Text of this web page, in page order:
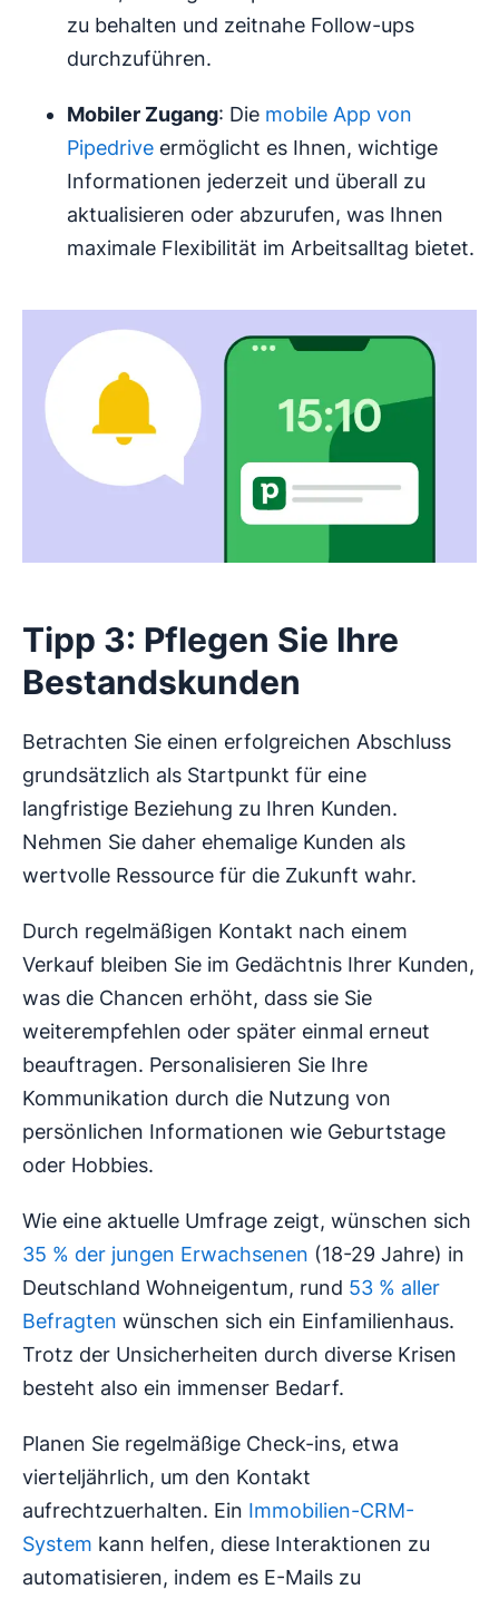
zu behalten und zeitnahe Follow-ups
durchzuführen.
Mobiler Zugang: Die mobile App von
Pipedrive ermöglicht es Ihnen, wichtige
Informationen jederzeit und überall zu
aktualisieren oder abzurufen, was Ihnen
maximale Flexibilität im Arbeitsalltag bietet.
Tipp 3: Pflegen Sie Ihre
Bestandskunden
Betrachten Sie einen erfolgreichen Abschluss
grundsätzlich als Startpunkt für eine
langfristige Beziehung zu Ihren Kunden.
Nehmen Sie daher ehemalige Kunden als
wertvolle Ressource für die Zukunft wahr.
Durch regelmäßigen Kontakt nach einem
Verkauf bleiben Sie im Gedächtnis Ihrer Kunden,
was die Chancen erhöht, dass sie Sie
weiterempfehlen oder später einmal erneut
beauftragen. Personalisieren Sie Ihre
Kommunikation durch die Nutzung von
persönlichen Informationen wie Geburtstage
oder Hobbies.
Wie eine aktuelle Umfrage zeigt, wünschen sich
35 % der jungen Erwachsenen (18-29 Jahre) in
Deutschland Wohneigentum, rund 53 % aller
Befragten wünschen sich ein Einfamilienhaus.
Trotz der Unsicherheiten durch diverse Krisen
besteht also ein immenser Bedarf.
Planen Sie regelmäßige Check-ins, etwa
vierteljährlich, um den Kontakt
aufrechtzuerhalten. Ein Immobilien-CRM-
System kann helfen, diese Interaktionen zu
automatisieren, indem es E-Mails zu